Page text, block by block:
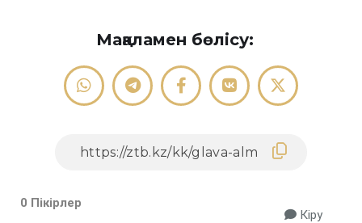
Мақаламен бөлісу:
0 Пікірлер
Кіру